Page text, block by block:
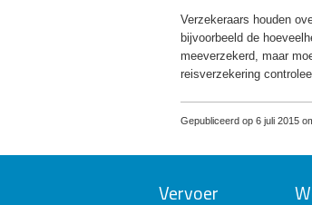
Verzekeraars houden
bijvoorbeeld de
meeverzekerd, maar
reisverzekering
Gepubliceerd op 6 juli 2015
Vervoer